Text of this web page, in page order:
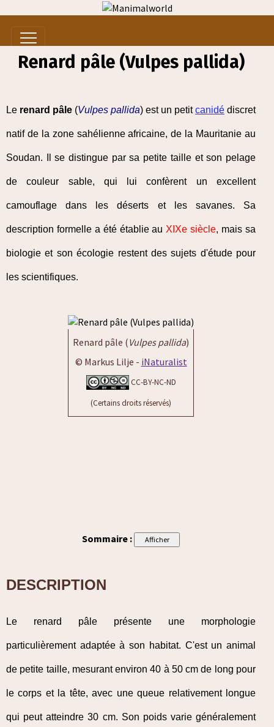
Renard pâle (Vulpes pallida)
Le renard pâle (Vulpes pallida) est un petitcanidé discret
natif de la zone sahélienne africaine, de la Mauritanie au
Soudan. Il se distingue par sa petite taille et son pelage
de couleur sable, qui lui confèrent un excellent
camouflage dans les déserts et les savanes. Sa
description formelle a été établie au XIXe siècle, mais sa
biologie et son écologie restent des sujets d'étude pour
les scientifiques.
Renard pâle (Vulpes pallida)
© Markus Lilje - iNaturalist
CC-BY-NC-ND
(Certains droits réservés)
Sommaire :
DESCRIPTION
Le renard pâle présente une morphologie
particulièrement adaptée à son habitat. C'est un animal
de petite taille, mesurant environ 40 à 50 cm de long pour
le corps et la tête, avec une queue relativement longue
qui peut atteindre 30 cm. Son poids varie généralement